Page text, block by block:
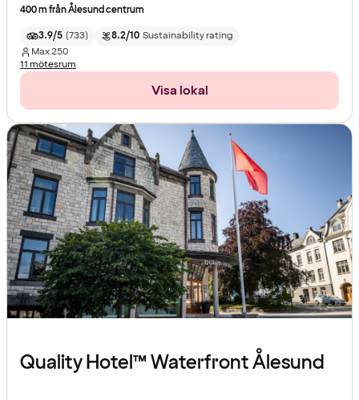
400 m från Ålesund centrum
3.9/5 (733) 8.2/10 Sustainability rating
Max250
11 mötesrum
Visa lokal
Quality Hotel™ Waterfront Ålesund